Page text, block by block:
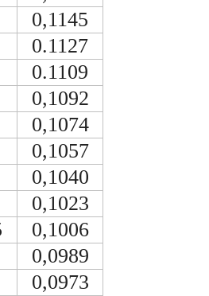
0,1145
0.1127
0.1109
0,1092
0,1074
0,1057
0,1040
0,1023
0,1006
0,0989
0,0973